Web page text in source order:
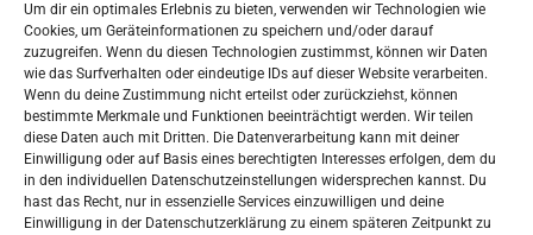
Um dir ein optimales Erlebnis zu bieten, verwenden wir Technologien wie
Cookies, um Geräteinformationen zu speichern und/oder darauf
zuzugreifen. Wenn du diesen Technologien zustimmst, können wir Daten
wie das Surfverhalten oder eindeutige IDs auf dieser Website verarbeiten.
Wenn du deine Zustimmung nicht erteilst oder zurückziehst, können
bestimmte Merkmale und Funktionen beeinträchtigt werden. Wir teilen
diese Daten auch mit Dritten. Die Datenverarbeitung kann mit deiner
Einwilligung oder auf Basis eines berechtigten Interesses erfolgen, dem du
in den individuellen Datenschutzeinstellungen widersprechen kannst. Du
hast das Recht, nur in essenzielle Services einzuwilligen und deine
Einwilligung in der Datenschutzerklärung zu einem späteren Zeitpunkt zu
Datenschutzerklärung
Widerufsbelehrung
Oglašavanje / Postavite svoj oglas
Tko je “Idemo u Svijet – Njemačka?
Pretražite stranicu: